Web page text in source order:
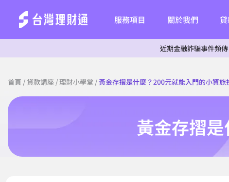
服務項目 關於我們
近期金融詐騙事件頻傳，為
首頁 / 貸款講座 /理財小學堂 /黃金存摺是什麼？200元就能入門的小資族
黃金存摺